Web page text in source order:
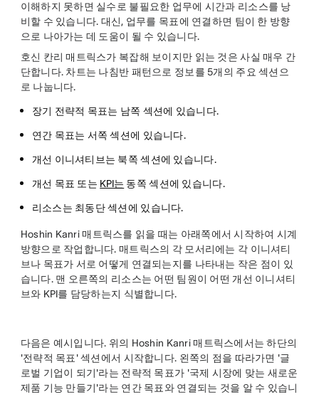
이해하지 못하면 실수로 불필요한 업무에 시간과 리소스를 낭
비할 수 있습니다. 대신, 업무를 목표에 연결하면 팀이 한 방향
으로 나아가는 데 도움이 될 수 있습니다.
호신 칸리 매트릭스가 복잡해 보이지만 읽는 것은 사실 매우 간
단합니다. 차트는 나침반 패턴으로 정보를 5개의 주요 섹션으
로 나눕니다.
장기 전략적 목표는 남쪽 섹션에 있습니다.
연간 목표는 서쪽 섹션에 있습니다.
개선 이니셔티브는 북쪽 섹션에 있습니다.
개선 목표 또는 KPI는 동쪽 섹션에 있습니다.
리소스는 최동단 섹션에 있습니다.
Hoshin Kanri 매트릭스를 읽을 때는 아래쪽에서 시작하여 시계
방향으로 작업합니다. 매트릭스의 각 모서리에는 각 이니셔티
브나 목표가 서로 어떻게 연결되는지를 나타내는 작은 점이 있
습니다. 맨 오른쪽의 리소스는 어떤 팀원이 어떤 개선 이니셔티
브와 KPI를 담당하는지 식별합니다.
다음은 예시입니다. 위의 Hoshin Kanri 매트릭스에서는 하단의
'전략적 목표' 섹션에서 시작합니다. 왼쪽의 점을 따라가면 '글
로벌 기업이 되기'라는 전략적 목표가 '국제 시장에 맞는 새로운
제품 기능 만들기'라는 연간 목표와 연결되는 것을 알 수 있습니